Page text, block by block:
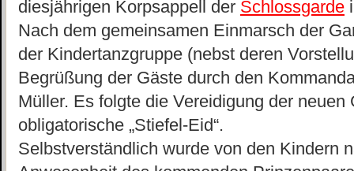
diesjährigen Korpsappell der Schlossgarde
Nach dem gemeinsamen Einmarsch der
der Kindertanzgruppe (nebst deren
Begrüßung der Gäste durch den
Müller. Es folgte die Vereidigung der neuen
obligatorische „Stiefel-Eid“.
Selbstverständlich wurde von den Kindern